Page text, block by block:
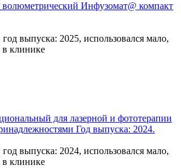
Инфузомат@ компакт
выпуска: 2025, использовался мало,
в клинике
для лазерной и фототерапии
Год выпуска: 2024.
выпуска: 2024, использовался мало,
в клинике